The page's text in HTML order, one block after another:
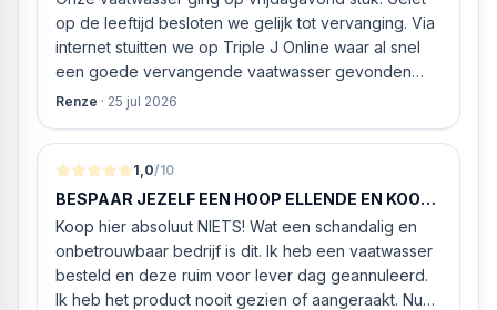
op de leeftijd besloten we gelijk tot vervanging. Via
internet stuitten we op Triple J Online waar al snel
een goede vervangende vaatwasser gevonden
werd. ‘s Ochtends even gebeld met de
geïnstalleerd kan worden. Dit bleek het geval tegen
alleszins concurrente prijzen. De vriendelijke
medewerker gaf aan dat, als we gelijk via de
website gingen bestellen en betalen, hij z’n best
ging doen om ‘s middags nog te leveren. Het
bleken geen loze woorden: om 16.00 uur werd de
Neff vaatwasser geleverd en ver
Renze · 25 jul 2026
1,0/10
BESPAAR JEZELF EEN HOOP ELLENDE EN KOOP
HIER NIETS!
Koop hier absoluut NIETS! Wat een schandalig en
onbetrouwbaar bedrijf is dit. Ik heb een vaatwasser
besteld en deze ruim voor lever dag geannuleerd.
Ik heb het product nooit gezien of aangeraakt. Nu